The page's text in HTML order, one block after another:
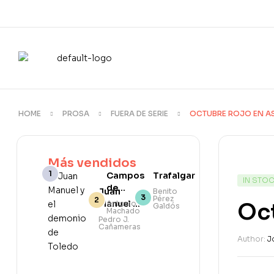
HOME PROSA FUERA DE SERIE OCTUBRE ROJO EN
IN
Author:
Más vendidos
Juan
Manuel y
el
demonio
Pedro J.
Cañameras
Campos
de
Castilla
Antonio
Machado
Trafalgar
Benito
Pérez
Galdós